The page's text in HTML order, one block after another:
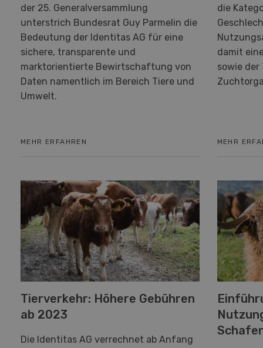
der 25. Generalversammlung
unterstrich Bundesrat Guy Parmelin die
Bedeutung der Identitas AG für eine
sichere, transparente und
marktorientierte Bewirtschaftung von
Daten namentlich im Bereich Tiere und
Umwelt.
MEHR ERFAHREN
die
damit
sowie
MEHR
Tierverkehr: Höhere Gebühren
ab 2023
Die Identitas AG verrechnet ab Anfang